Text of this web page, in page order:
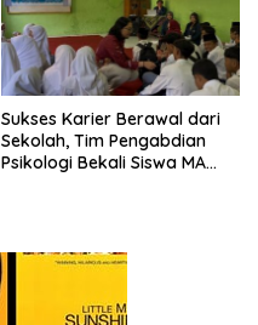
Sukses Karier Berawal dari
Sekolah, Tim Pengabdian
Psikologi Bekali Siswa MA